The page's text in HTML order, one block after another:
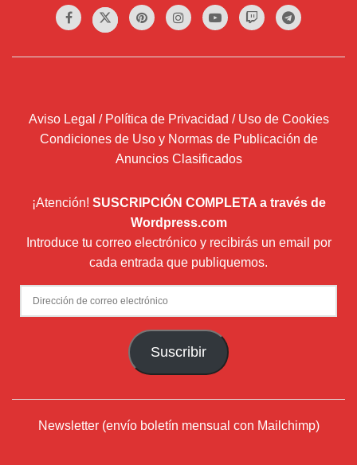
Aviso Legal / Política de Privacidad / Uso de Cookies
Condiciones de Uso y Normas de Publicación de
Anuncios Clasificados
¡Atención! SUSCRIPCIÓN COMPLETA a través de
Wordpress.com
Introduce tu correo electrónico y recibirás un email por
cada entrada que publiquemos.
Dirección
de
Suscribir
Newsletter (envío boletín mensual con Mailchimp)